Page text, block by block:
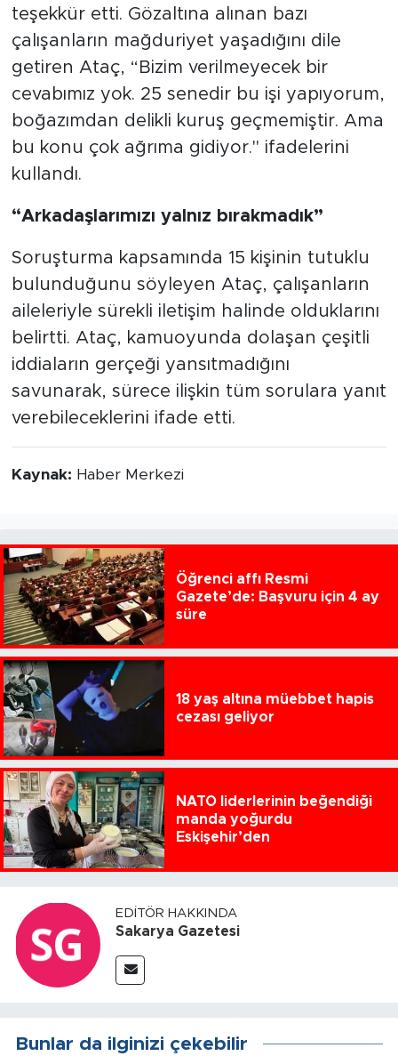
teşekkür etti. Gözaltına alınan bazı
çalışanların mağduriyet yaşadığını dile
getiren Ataç, “Bizim verilmeyecek bir
cevabımız yok. 25 senedir bu işi yapıyorum,
boğazımdan delikli kuruş geçmemiştir. Ama
bu konu çok ağrıma gidiyor." ifadelerini
kullandı.
“Arkadaşlarımızı yalnız bırakmadık”
Soruşturma kapsamında 15 kişinin tutuklu
bulunduğunu söyleyen Ataç, çalışanların
aileleriyle sürekli iletişim halinde olduklarını
belirtti. Ataç, kamuoyunda dolaşan çeşitli
iddiaların gerçeği yansıtmadığını
savunarak, sürece ilişkin tüm sorulara yanıt
verebileceklerini ifade etti.
Kaynak: Haber Merkezi
Öğrenci affı Resmi
Gazete’de: Başvuru için 4 ay
süre
18 yaş altına müebbet hapis
cezası geliyor
NATO liderlerinin beğendiği
manda yoğurdu
Eskişehir’den
EDITÖR HAKKINDA
Sakarya Gazetesi
Bunlar da ilginizi çekebilir